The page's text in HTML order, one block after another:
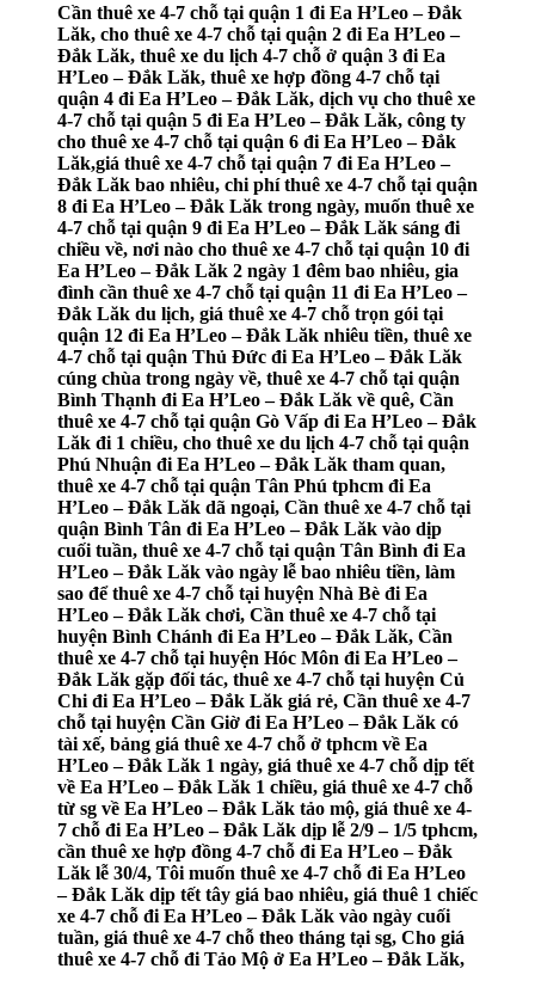
Cần thuê xe 4-7 chỗ tại quận 1 đi Ea H’Leo – Đắk
Lăk, cho thuê xe 4-7 chỗ tại quận 2 đi Ea H’Leo –
Đắk Lăk, thuê xe du lịch 4-7 chỗ ở quận 3 đi Ea
H’Leo – Đắk Lăk, thuê xe hợp đồng 4-7 chỗ tại
quận 4 đi Ea H’Leo – Đắk Lăk, dịch vụ cho thuê xe
4-7 chỗ tại quận 5 đi Ea H’Leo – Đắk Lăk, công ty
cho thuê xe 4-7 chỗ tại quận 6 đi Ea H’Leo – Đắk
Lăk,giá thuê xe 4-7 chỗ tại quận 7 đi Ea H’Leo –
Đắk Lăk bao nhiêu, chi phí thuê xe 4-7 chỗ tại quận
8 đi Ea H’Leo – Đắk Lăk trong ngày, muốn thuê xe
4-7 chỗ tại quận 9 đi Ea H’Leo – Đắk Lăk sáng đi
chiều về, nơi nào cho thuê xe 4-7 chỗ tại quận 10 đi
Ea H’Leo – Đắk Lăk 2 ngày 1 đêm bao nhiêu, gia
đình cần thuê xe 4-7 chỗ tại quận 11 đi Ea H’Leo –
Đắk Lăk du lịch, giá thuê xe 4-7 chỗ trọn gói tại
quận 12 đi Ea H’Leo – Đắk Lăk nhiêu tiền, thuê xe
4-7 chỗ tại quận Thủ Đức đi Ea H’Leo – Đắk Lăk
cúng chùa trong ngày về, thuê xe 4-7 chỗ tại quận
Bình Thạnh đi Ea H’Leo – Đắk Lăk về quê, Cần
thuê xe 4-7 chỗ tại quận Gò Vấp đi Ea H’Leo – Đắk
Lăk đi 1 chiều, cho thuê xe du lịch 4-7 chỗ tại quận
Phú Nhuận đi Ea H’Leo – Đắk Lăk tham quan,
thuê xe 4-7 chỗ tại quận Tân Phú tphcm đi Ea
H’Leo – Đắk Lăk dã ngoại, Cần thuê xe 4-7 chỗ tại
quận Bình Tân đi Ea H’Leo – Đắk Lăk vào dịp
cuối tuần, thuê xe 4-7 chỗ tại quận Tân Bình đi Ea
H’Leo – Đắk Lăk vào ngày lễ bao nhiêu tiền, làm
sao để thuê xe 4-7 chỗ tại huyện Nhà Bè đi Ea
H’Leo – Đắk Lăk chơi, Cần thuê xe 4-7 chỗ tại
huyện Bình Chánh đi Ea H’Leo – Đắk Lăk, Cần
thuê xe 4-7 chỗ tại huyện Hóc Môn đi Ea H’Leo –
Đắk Lăk gặp đối tác, thuê xe 4-7 chỗ tại huyện Củ
Chi đi Ea H’Leo – Đắk Lăk giá rẻ, Cần thuê xe 4-7
chỗ tại huyện Cần Giờ đi Ea H’Leo – Đắk Lăk có
tài xế, bảng giá thuê xe 4-7 chỗ ở tphcm về Ea
H’Leo – Đắk Lăk 1 ngày, giá thuê xe 4-7 chỗ dịp tết
về Ea H’Leo – Đắk Lăk 1 chiều, giá thuê xe 4-7 chỗ
từ sg về Ea H’Leo – Đắk Lăk tảo mộ, giá thuê xe 4-
7 chỗ đi Ea H’Leo – Đắk Lăk dịp lễ 2/9 – 1/5 tphcm,
cần thuê xe hợp đồng 4-7 chỗ đi Ea H’Leo – Đắk
Lăk lễ 30/4, Tôi muốn thuê xe 4-7 chỗ đi Ea H’Leo
– Đắk Lăk dịp tết tây giá bao nhiêu, giá thuê 1 chiếc
xe 4-7 chỗ đi Ea H’Leo – Đắk Lăk vào ngày cuối
tuần, giá thuê xe 4-7 chỗ theo tháng tại sg, Cho giá
thuê xe 4-7 chỗ đi Tảo Mộ ở Ea H’Leo – Đắk Lăk,